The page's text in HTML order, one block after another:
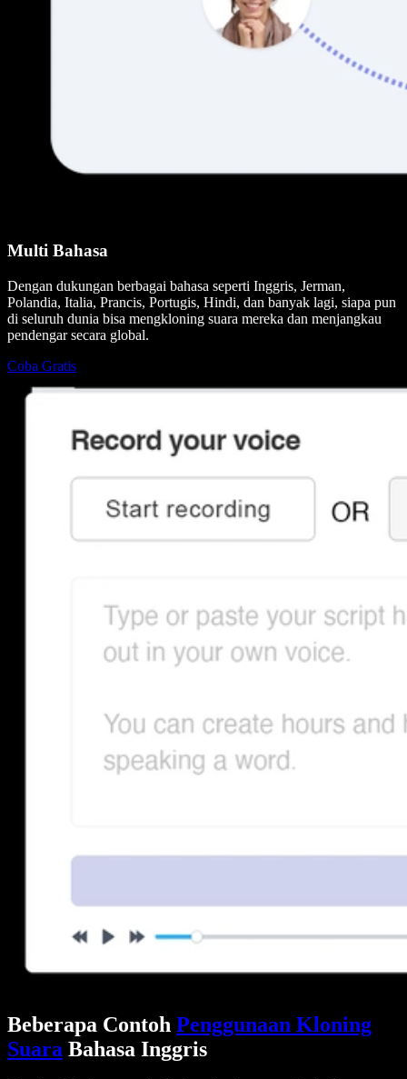
Multi Bahasa
Dengan dukungan berbagai bahasa seperti Inggris, Jerman,
Polandia, Italia, Prancis, Portugis, Hindi, dan banyak lagi, siapa pun
di seluruh dunia bisa mengkloning suara mereka dan menjangkau
pendengar secara global.
Coba Gratis
Beberapa Contoh Penggunaan Kloning
Suara Bahasa Inggris